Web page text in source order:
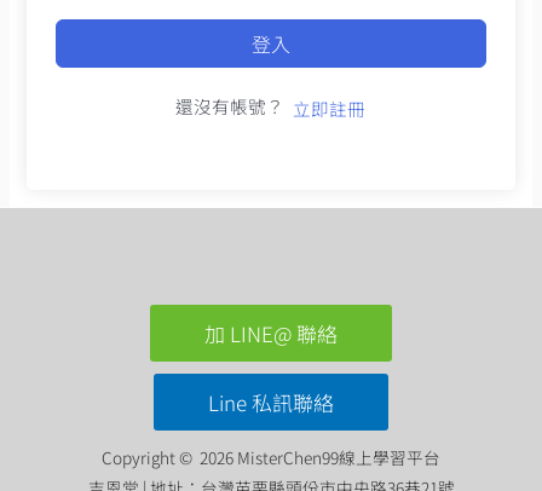
登入
還沒有帳號？ 立即註冊
加 LINE@ 聯絡
Line 私訊聯絡
Copyright © 2026 MisterChen99線上學習平台